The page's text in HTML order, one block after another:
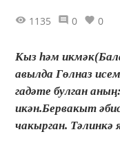
1135 0 0
Кыз һәм
авылда Гөлназ
гадәте булган
икән.Бервакыт
чакырган. Тәлинкә